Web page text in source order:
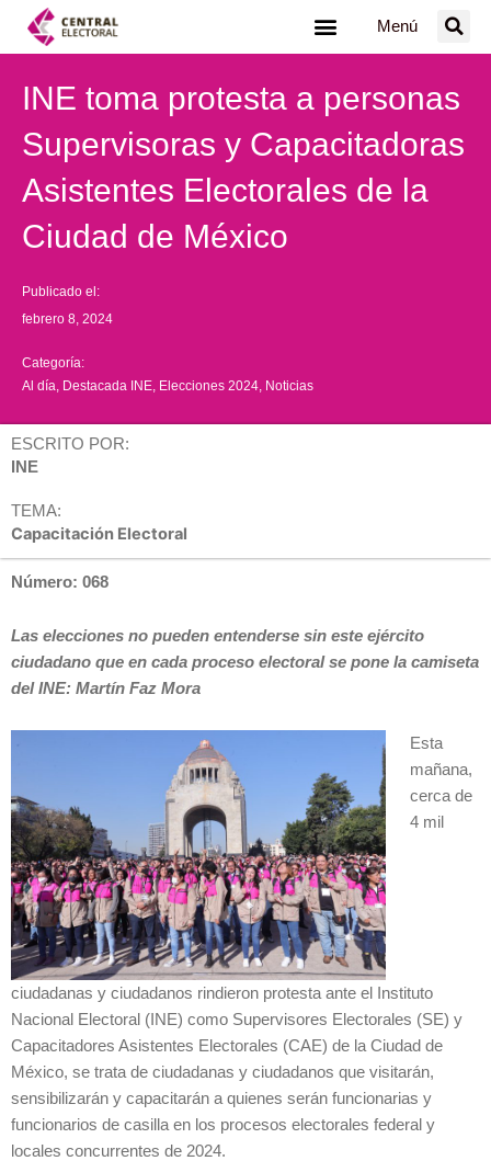
Menú
INE toma protesta a personas
Supervisoras y Capacitadoras
Asistentes Electorales de la
Ciudad de México
Publicado el:
febrero 8, 2024
Categoría:
Al día Destacada INE Elecciones 2024 Noticias
ESCRITO POR:
INE
TEMA:
Capacitación Electoral
Número: 068
Las elecciones no pueden entenderse sin este ejército
ciudadano que en cada proceso electoral se pone la camiseta
del INE: Martín Faz Mora
Esta
mañana,
cerca de
4 mil
ciudadanas y ciudadanos rindieron protesta ante el Instituto
Nacional Electoral (INE) como Supervisores Electorales (SE) y
Capacitadores Asistentes Electorales (CAE) de la Ciudad de
México, se trata de ciudadanas y ciudadanos que visitarán,
sensibilizarán y capacitarán a quienes serán funcionarias y
funcionarios de casilla en los procesos electorales federal y
locales concurrentes de 2024.